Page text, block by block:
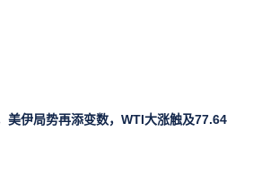
美伊局势再添变数，WTI大涨触及77.64